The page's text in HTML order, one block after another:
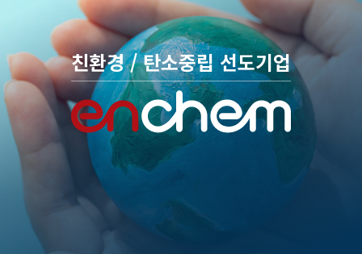
친환경 / 탄소중립 선도기업